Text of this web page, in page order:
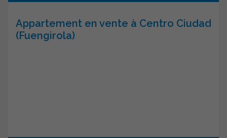
Appartement en vente à Centro Ciudad
(Fuengirola)